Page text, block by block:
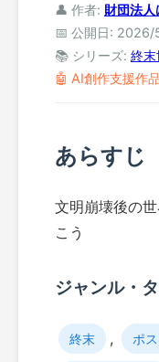
👤 作者: 財団法
📅 公開日: 2026/
📚 シリーズ: 終
🤖 AI創作支援作品
あらすじ
文明崩壊後の
こう
ジャンル・
終末 , ポ